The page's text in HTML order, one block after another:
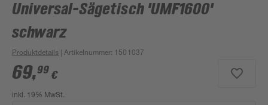
Universal-Sägetisch 'UMF1600'
schwarz
Produktdetails | Artikelnummer: 1501037
69,99 €
inkl. 19% MwSt.